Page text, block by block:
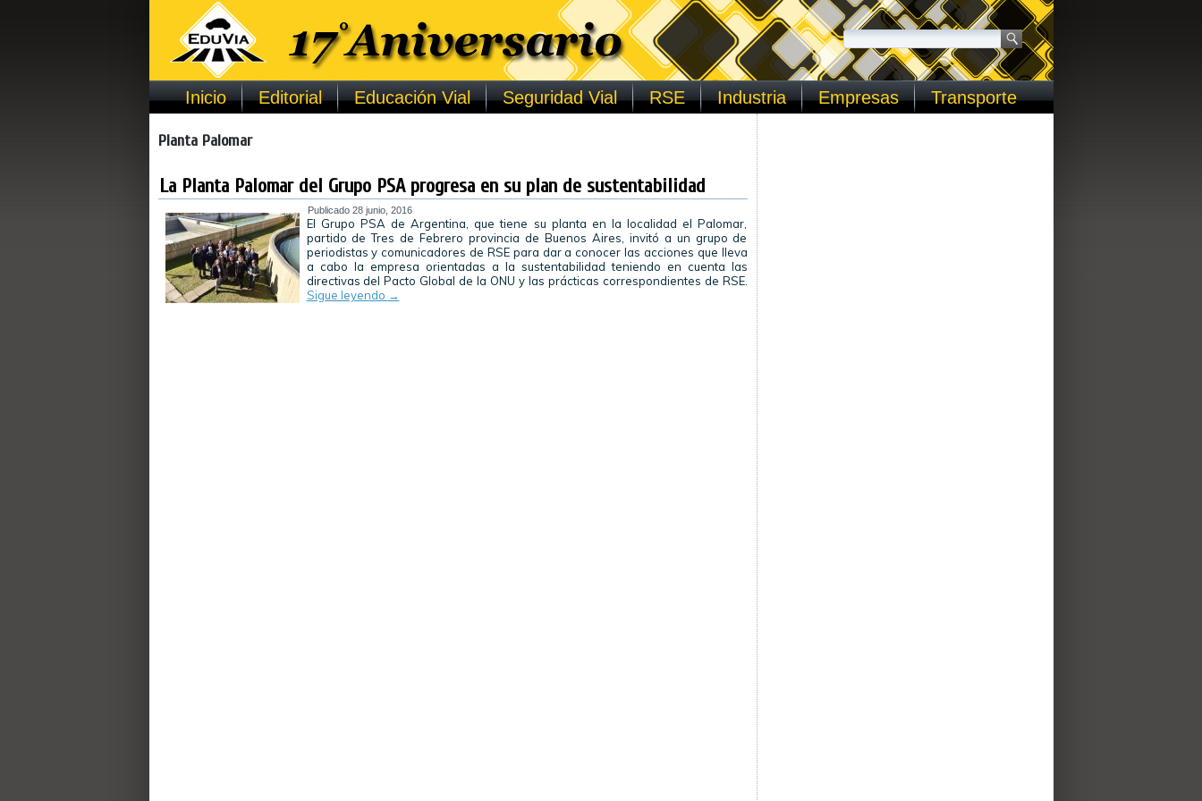
Inicio Editorial Educación Vial Seguridad Vial RSE Industria Empresas Transporte
Planta Palomar
La Planta Palomar del Grupo PSA progresa en su plan de sustentabilidad
Publicado 28 junio, 2016
El Grupo PSA de Argentina, que tiene su planta en la localidad el Palomar,
partido de Tres de Febrero provincia de Buenos Aires, invitó a un grupo de
periodistas y comunicadores de RSE para dar a conocer las acciones que lleva
a cabo la empresa orientadas a la sustentabilidad teniendo en cuenta las
directivas del Pacto Global de la ONU y las prácticas correspondientes de RSE.
Sigue leyendo →